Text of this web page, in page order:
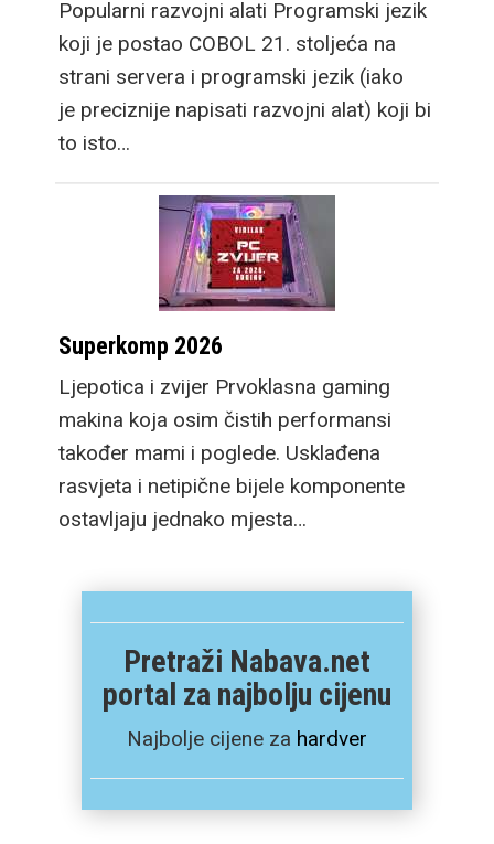
Popularni razvojni alati Programski jezik
koji je postao COBOL 21. stoljeća na
strani servera i programski jezik (iako
je preciznije napisati razvojni alat) koji bi
to isto…
Superkomp 2026
Ljepotica i zvijer Prvoklasna gaming
makina koja osim čistih performansi
također mami i poglede. Usklađena
rasvjeta i netipične bijele komponente
ostavljaju jednako mjesta…
Pretraži Nabava.net
portal za najbolju cijenu
Najbolje cijene za hardver